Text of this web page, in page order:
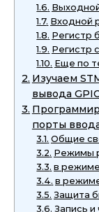
Входной
Регистр
Регистр
Еще по
Изучаем
вывода
порты
Общие
Режимы
в
в
Защита
Запись и